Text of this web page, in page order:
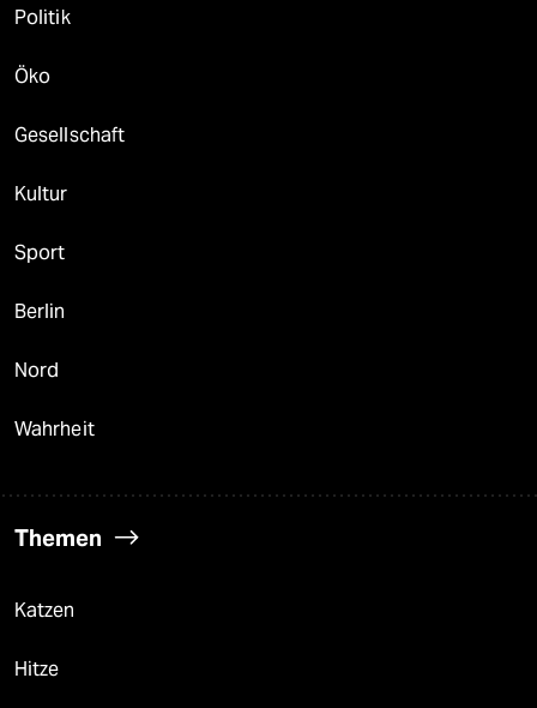
Politik
Öko
Gesellschaft
Kultur
Sport
Berlin
Nord
Wahrheit
Themen
Katzen
Hitze